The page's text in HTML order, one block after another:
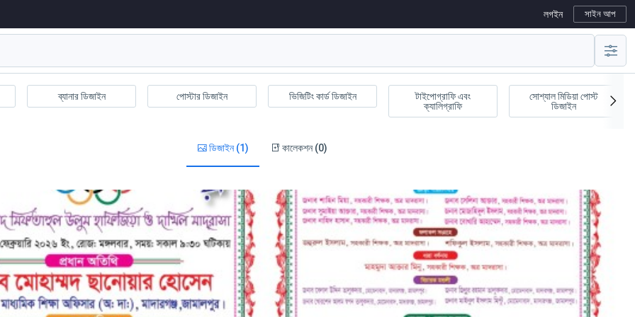
লগইন সাইন আপ
ব্যানার ডিজাইন পোস্টার ডিজাইন ভিজিটিং কার্ড ডিজাইন
টাইপোগ্রাফি এবং
ক্যালিগ্রাফি
সোশ্যাল মিডিয়া পোস্ট
ডিজাইন
ডিজাইন (1) কালেকশন (0)